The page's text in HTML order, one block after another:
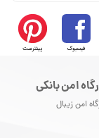
فیسبوک پینترست
امن بانکی
امن زیبال